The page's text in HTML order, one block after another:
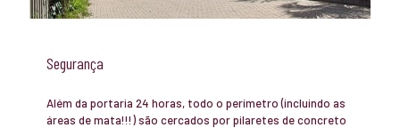
Segurança
Além da portaria 24 horas, todo o perímetro (incluindo as
áreas de mata!!!) são cercados por pilaretes de concreto